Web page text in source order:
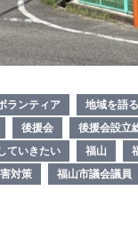
ランティア
地域を語
後援会 後援会設立
ていきたい
福山
対策 福山市議会議員